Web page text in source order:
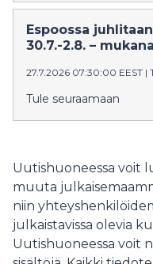
tankotanssia ja
Espoossa
30.7.-2.8. –
27.7.2026 07:30:00 EEST |
Tule seuraamaan
Uutishuoneessa voit
muuta
niin
julkaistavissa olevia
Uutishuoneessa voit